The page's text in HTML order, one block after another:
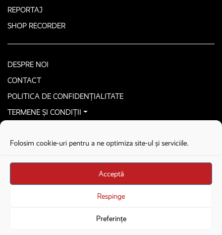
Folosim cookie-uri pentru a ne optimiza site-ul și serviciile.
Acceptă
Respinge
Preferințe
REPORTAJ
SHOP RECORDER
DESPRE NOI
CONTACT
POLITICA DE CONFIDENȚIALITATE
TERMENE ȘI CONDIȚII
Stega creative
Brandul Recorder e operat de Asociația Recorder Community, sub licența SC
Veniturile din donații sunt administrate de Asociația Recorder Community